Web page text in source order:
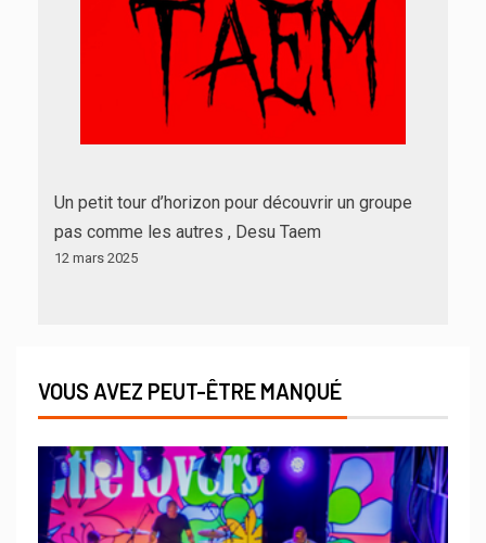
Un petit tour d’horizon pour découvrir un groupe
pas comme les autres , Desu Taem
12 mars 2025
VOUS AVEZ PEUT-ÊTRE MANQUÉ